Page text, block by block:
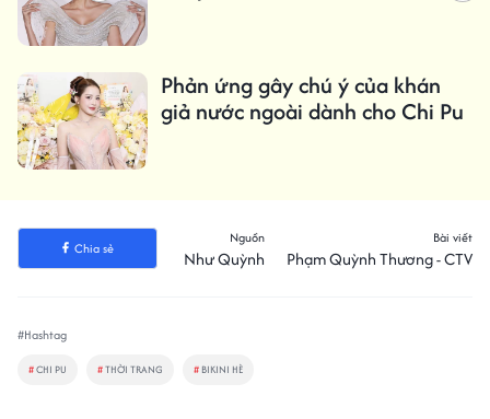
Phản ứng gây chú ý của khán
giả nước ngoài dành cho Chi Pu
Chia sẻ
Nguồn
Như Quỳnh
Bài viết
Phạm Quỳnh Thương - CTV
#Hashtag
#CHI PU #THỜI TRANG # BIKINI HÈ